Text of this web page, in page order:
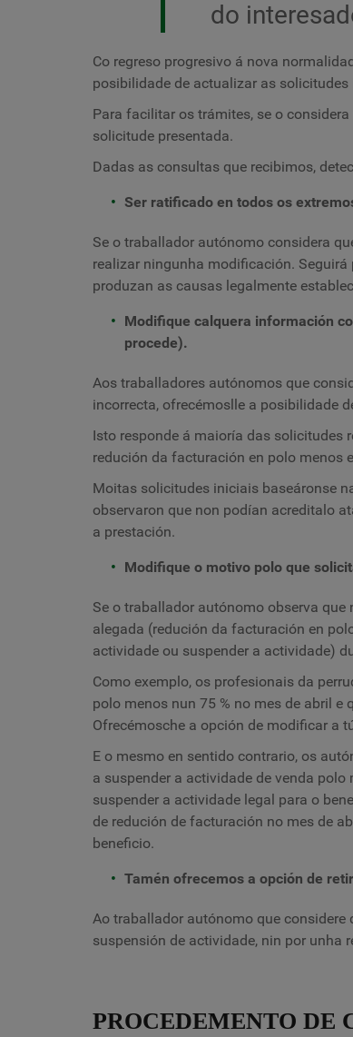
do
Co regreso progresivo á nova
posibilidade de actualizar as
Para facilitar os trámites, se o
solicitude presentada.
Dadas as consultas que recibimos,
Ser ratificado en todos os
Se o traballador autónomo considera
realizar ningunha modificación.
produzan as causas legalmente
Modifique calquera información
procede).
Aos traballadores autónomos que
incorrecta, ofrecémoslle a posibilidade
Isto responde á maioría das solicitudes
redución da facturación en polo menos
Moitas solicitudes iniciais baseáronse
observaron que non podían acreditalo
a prestación.
Modifique o motivo polo que
Se o traballador autónomo observa
alegada (redución da facturación en
actividade ou suspender a actividade)
Como exemplo, os profesionais da
polo menos nun 75 % no mes de abril
Ofrecémosche a opción de modificar a
E o mesmo en sentido contrario, os
a suspender a actividade de venda
suspender a actividade legal para o
de redución de facturación no mes de
beneficio.
Tamén ofrecemos a opción de
Ao traballador autónomo que considere
suspensión de actividade, nin por unha
PROCEDEMENTO DE